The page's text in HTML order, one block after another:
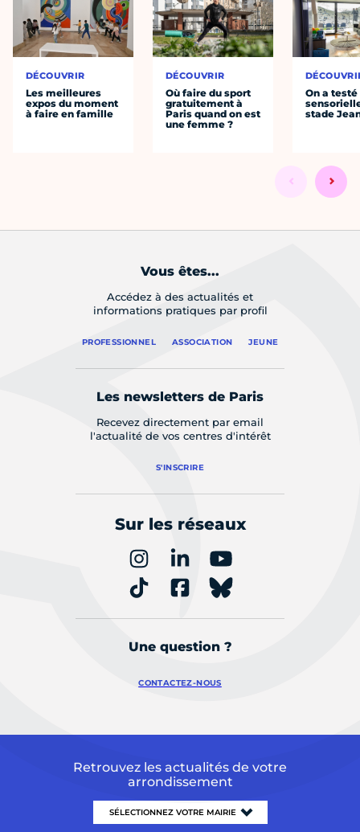
DÉCOUVRIR
Les meilleures
expos du moment
à faire en famille
DÉCOUVRIR
Où faire du sport
gratuitement à
Paris quand on est
une femme ?
On a
stade
Vous êtes...
Accédez à des actualités et
informations pratiques par profil
PROFESSIONNEL ASSOCIATION JEUNE
Les newsletters de Paris
Recevez directement par email
l'actualité de vos centres d'intérêt
S'INSCRIRE
Sur les réseaux
Une question ?
CONTACTEZ-NOUS
Retrouvez les actualités de votre
arrondissement